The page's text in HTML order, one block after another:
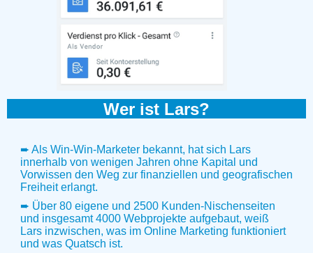
Wer ist Lars?
➨ Als Win-Win-Marketer bekannt, hat sich Lars
innerhalb von wenigen Jahren ohne Kapital und
Vorwissen den Weg zur finanziellen und geografischen
Freiheit erlangt.
➨ Über 80 eigene und 2500 Kunden-Nischenseiten
und insgesamt 4000 Webprojekte aufgebaut, weiß
Lars inzwischen, was im Online Marketing funktioniert
und was Quatsch ist.